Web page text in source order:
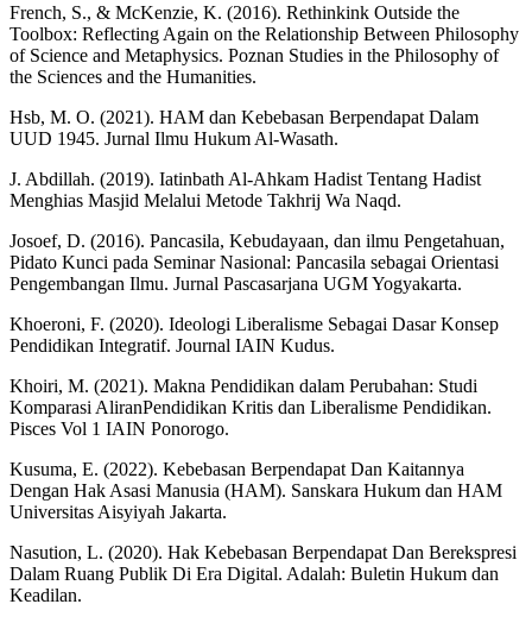
French, S., & McKenzie, K. (2016). Rethinkink Outside the
Toolbox: Reflecting Again on the Relationship Between Philosophy
of Science and Metaphysics. Poznan Studies in the Philosophy of
the Sciences and the Humanities.
Hsb, M. O. (2021). HAM dan Kebebasan Berpendapat Dalam
UUD 1945. Jurnal Ilmu Hukum Al-Wasath.
J. Abdillah. (2019). Iatinbath Al-Ahkam Hadist Tentang Hadist
Menghias Masjid Melalui Metode Takhrij Wa Naqd.
Josoef, D. (2016). Pancasila, Kebudayaan, dan ilmu Pengetahuan,
Pidato Kunci pada Seminar Nasional: Pancasila sebagai Orientasi
Pengembangan Ilmu. Jurnal Pascasarjana UGM Yogyakarta.
Khoeroni, F. (2020). Ideologi Liberalisme Sebagai Dasar Konsep
Pendidikan Integratif. Journal IAIN Kudus.
Khoiri, M. (2021). Makna Pendidikan dalam Perubahan: Studi
Komparasi AliranPendidikan Kritis dan Liberalisme Pendidikan.
Pisces Vol 1 IAIN Ponorogo.
Kusuma, E. (2022). Kebebasan Berpendapat Dan Kaitannya
Dengan Hak Asasi Manusia (HAM). Sanskara Hukum dan HAM
Universitas Aisyiyah Jakarta.
Nasution, L. (2020). Hak Kebebasan Berpendapat Dan Berekspresi
Dalam Ruang Publik Di Era Digital. Adalah: Buletin Hukum dan
Keadilan.